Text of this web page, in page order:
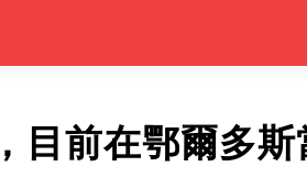
目前在鄂爾多斯